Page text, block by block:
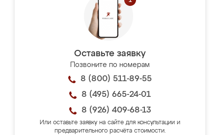
Оставьте заявку
Позвоните по номерам
8 (800) 511-89-55
8 (495) 665-24-01
8 (926) 409-68-13
Или оставьте заявку на сайте для консультации и
предварительного расчёта стоимости.